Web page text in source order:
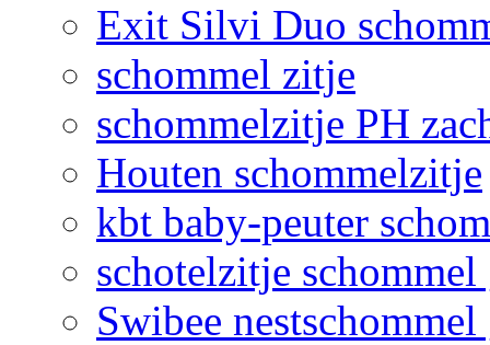
Exit Silvi Duo
schommel zitje
schommelzitje PH
Houten schommelzitje
kbt baby-peuter
schotelzitje
Swibee nestschommel